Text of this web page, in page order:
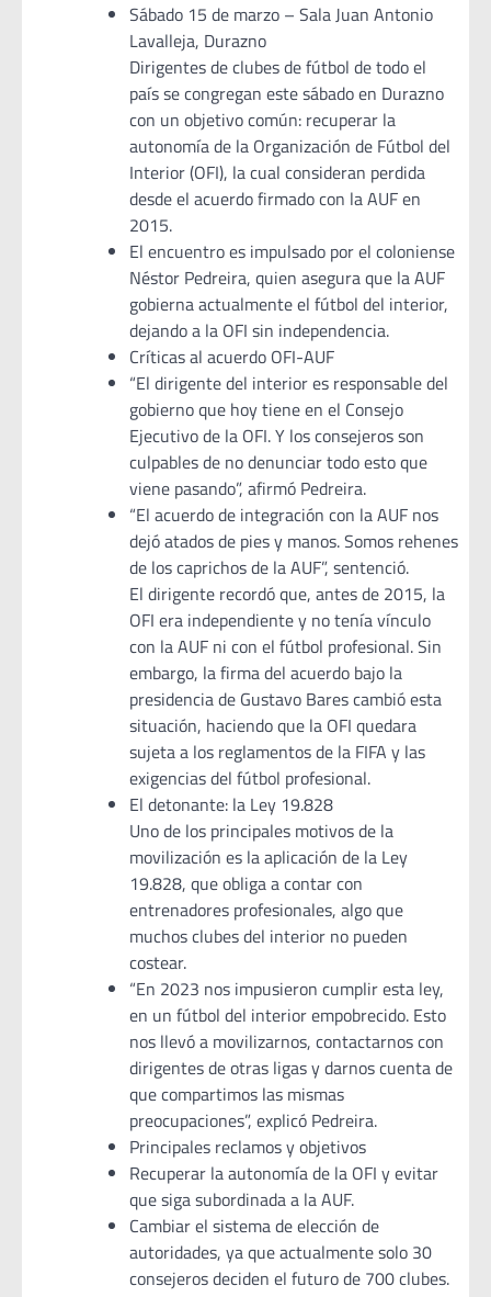
Sábado 15 de marzo – Sala Juan Antonio
Lavalleja, Durazno
Dirigentes de clubes de fútbol de todo el
país se congregan este sábado en Durazno
con un objetivo común: recuperar la
autonomía de la Organización de Fútbol del
Interior (OFI), la cual consideran perdida
desde el acuerdo firmado con la AUF en
2015.
El encuentro es impulsado por el coloniense
Néstor Pedreira, quien asegura que la AUF
gobierna actualmente el fútbol del interior,
dejando a la OFI sin independencia.
Críticas al acuerdo OFI-AUF
“El dirigente del interior es responsable del
gobierno que hoy tiene en el Consejo
Ejecutivo de la OFI. Y los consejeros son
culpables de no denunciar todo esto que
viene pasando”, afirmó Pedreira.
“El acuerdo de integración con la AUF nos
dejó atados de pies y manos. Somos rehenes
de los caprichos de la AUF”, sentenció.
El dirigente recordó que, antes de 2015, la
OFI era independiente y no tenía vínculo
con la AUF ni con el fútbol profesional. Sin
embargo, la firma del acuerdo bajo la
presidencia de Gustavo Bares cambió esta
situación, haciendo que la OFI quedara
sujeta a los reglamentos de la FIFA y las
exigencias del fútbol profesional.
El detonante: la Ley 19.828
Uno de los principales motivos de la
movilización es la aplicación de la Ley
19.828, que obliga a contar con
entrenadores profesionales, algo que
muchos clubes del interior no pueden
costear.
“En 2023 nos impusieron cumplir esta ley,
en un fútbol del interior empobrecido. Esto
nos llevó a movilizarnos, contactarnos con
dirigentes de otras ligas y darnos cuenta de
que compartimos las mismas
preocupaciones”, explicó Pedreira.
Principales reclamos y objetivos
Recuperar la autonomía de la OFI y evitar
que siga subordinada a la AUF.
Cambiar el sistema de elección de
autoridades, ya que actualmente solo 30
consejeros deciden el futuro de 700 clubes.